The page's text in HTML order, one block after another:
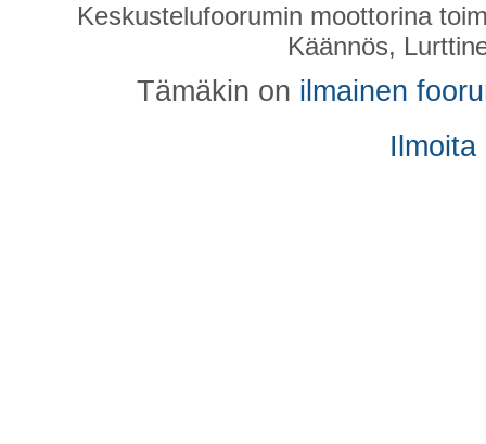
Keskustelufoorumin moottorina
Käännös,
Tämäkin on ilmainen